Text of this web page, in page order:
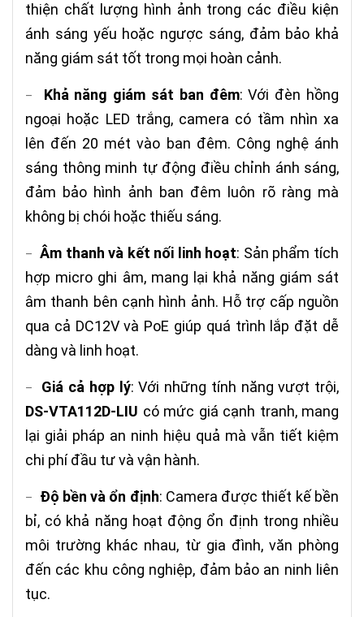
thiện chất lượng hình ảnh trong các điều kiện
ánh sáng yếu hoặc ngược sáng, đảm bảo khả
năng giám sát tốt trong mọi hoàn cảnh.
– Khả năng giám sát ban đêm: Với đèn hồng
ngoại hoặc LED trắng, camera có tầm nhìn xa
lên đến 20 mét vào ban đêm. Công nghệ ánh
sáng thông minh tự động điều chỉnh ánh sáng,
đảm bảo hình ảnh ban đêm luôn rõ ràng mà
không bị chói hoặc thiếu sáng.
–Âm thanh và kết nối linh hoạt: Sản phẩm tích
hợp micro ghi âm, mang lại khả năng giám sát
âm thanh bên cạnh hình ảnh. Hỗ trợ cấp nguồn
qua cả DC12V và PoE giúp quá trình lắp đặt dễ
dàng và linh hoạt.
– Giá cả hợp lý: Với những tính năng vượt trội,
DS-VTA112D-LIU có mức giá cạnh tranh, mang
lại giải pháp an ninh hiệu quả mà vẫn tiết kiệm
chi phí đầu tư và vận hành.
– Độ bền và ổn định: Camera được thiết kế bền
bỉ, có khả năng hoạt động ổn định trong nhiều
môi trường khác nhau, từ gia đình, văn phòng
đến các khu công nghiệp, đảm bảo an ninh liên
tục.